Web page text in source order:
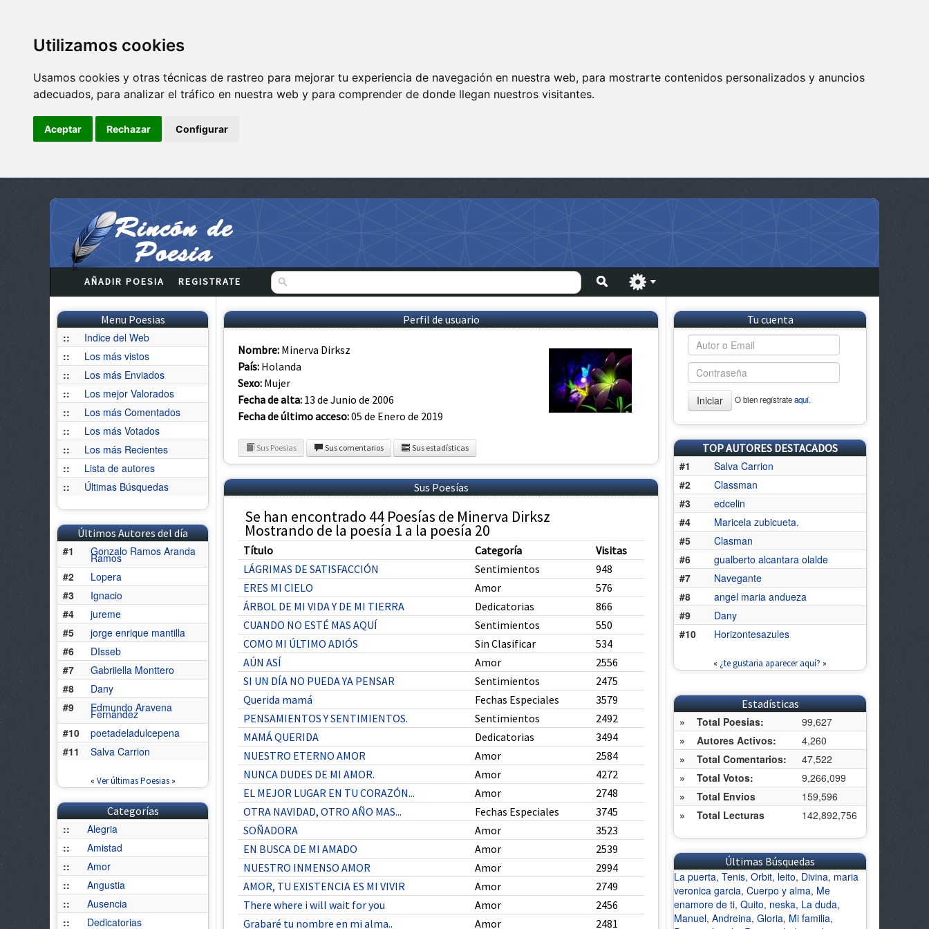
Utilizamos cookies
Usamos cookies y otras técnicas de rastreo para mejorar tu experiencia de navegación en nuestra web, para mostrarte contenidos personalizados y anuncios
adecuados, para analizar el tráfico en nuestra web y para comprender de donde llegan nuestros visitantes.
Aceptar Rechazar Configurar
AÑADIR POESIA REGISTRATE
Menu Poesias
::
Indice del Web
::
Los más vistos
::
Los más Enviados
::
Los mejor Valorados
::
Los más Comentados
::
Los más Votados
::
Los más Recientes
::
Lista de autores
::
Últimas Búsquedas
Últimos Autores del día
#1
Gonzalo Ramos Aranda
Ramos
#2
Lopera
#3
Ignacio
#4
jureme
#5
jorge enrique mantilla
#6
DIsseb
#7
Gabriiella Monttero
#8
Dany
#9
Edmundo Aravena
Fernández
#10
poetadeladulcepena
#11
Salva Carrion
« Ver últimas Poesias»
Categorías
::
Alegria
::
Amistad
::
Amor
::
Angustia
::
Ausencia
::
Dedicatorias
Perfil de usuario
Nombre: Minerva Dirksz
País: Holanda
Sexo: Mujer
Fecha de alta: 13 de Junio de 2006
Fecha de último acceso:05 de Enero de 2019
Sus Poesias Sus comentarios Sus estadísticas
Sus Poesías
Se han encontrado 44 Poesías de Minerva Dirksz
Mostrando de la poesía 1 a la poesía 20
Título Categoría
Visitas
LÁGRIMAS DE SATISFACCIÓN
Sentimientos
948
ERES MI CIELO
Amor
576
ÁRBOL DE MI VIDA Y DE MI TIERRA
Dedicatorias
866
CUANDO NO ESTÉ MAS AQUÍ
Sentimientos
550
COMO MI ÚLTIMO ADIÓS
Sin Clasificar
534
AÚN ASÍ
Amor
2556
SI UN DÍA NO PUEDA YA PENSAR
Sentimientos
2475
Querida mamá
Fechas Especiales
3579
PENSAMIENTOS Y SENTIMIENTOS.
Sentimientos
2492
MAMÁ QUERIDA
Dedicatorias
3494
NUESTRO ETERNO AMOR
Amor
2584
NUNCA DUDES DE MI AMOR.
Amor
4272
EL MEJOR LUGAR EN TU CORAZÓN...
Amor
2748
OTRA NAVIDAD, OTRO AÑO MAS...
Fechas Especiales
3745
SOÑADORA
Amor
3523
EN BUSCA DE MI AMADO
Amor
2539
NUESTRO INMENSO AMOR
Amor
2994
AMOR, TU EXISTENCIA ES MI VIVIR
Amor
2749
There where i will wait for you
Amor
2456
Grabaré tu nombre en mi alma..
Amor 2481
Tu cuenta
Iniciar O bien regístrateaquí.
TOP AUTORES DESTACADOS
#1
Salva Carrion
#2
Classman
#3
edcelin
#4
Maricela zubicueta.
#5
Clasman
#6
gualberto alcantara olalde
#7
Navegante
#8
angel maria andueza
#9
Dany
#10
Horizontesazules
« ¿te gustaria aparecer aquí? »
Estadísticas
»
Total Poesias:
99,627
»
Autores Activos:
4,260
»
Total Comentarios:
47,522
»
Total Votos:
9,266,099
»
Total Envios
159,596
»
Total Lecturas 142,892,756
Últimas Búsquedas
La puerta, Tenis, Orbit, leito, Divina, maria
veronica garcia, Cuerpo y alma, Me
enamore de ti, Quito, neska, La duda,
Manuel, Andreina, Gloria, Mi familia,